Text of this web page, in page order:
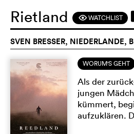
Rietland FWATCHLIST
SVEN BRESSER, NIEDERLANDE,
WORUM'S GEHT
Als der
jungen
kümmert,
aufzuklären.